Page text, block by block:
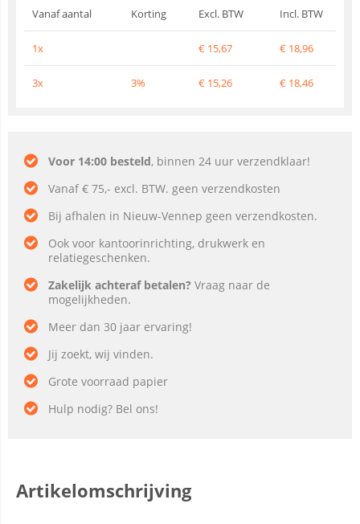
Vanaf aantal Korting Excl. BTW Incl. BTW
1x € 15,67 € 18,96
3x 3% € 15,26 € 18,46
Voor 14:00 besteld, binnen 24 uur verzendklaar!
Vanaf € 75,- excl. BTW. geen verzendkosten
Bij afhalen in Nieuw-Vennep geen verzendkosten.
Ook voor kantoorinrichting, drukwerk en
relatiegeschenken.
Zakelijk achteraf betalen? Vraag naar de
mogelijkheden.
Meer dan 30 jaar ervaring!
Jij zoekt, wij vinden.
Grote voorraad papier
Hulp nodig? Bel ons!
Artikelomschrijving